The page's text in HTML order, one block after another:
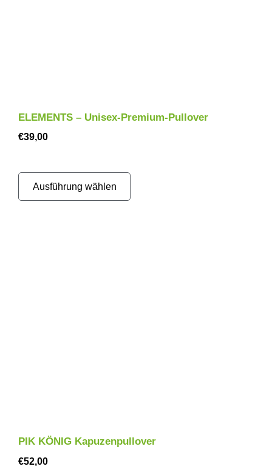
ELEMENTS – Unisex-Premium-Pullover
€39,00
Ausführung wählen
PIK KÖNIG Kapuzenpullover
€52,00